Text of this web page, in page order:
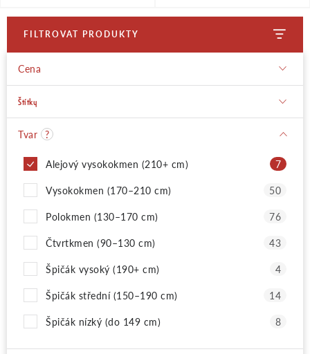
FILTROVAT PRODUKTY
Cena
Štítky
Tvar ?
Alejový vysokokmen (210+ cm)
7
Vysokokmen (170–210 cm)
50
Polokmen (130–170 cm)
76
Čtvrtkmen (90–130 cm)
43
Špičák vysoký (190+ cm)
4
Špičák střední (150–190 cm)
14
Špičák nízký (do 149 cm)
8